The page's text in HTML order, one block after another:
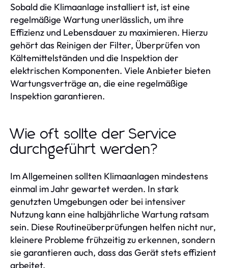
Sobald die Klimaanlage installiert ist, ist eine
regelmäßige Wartung unerlässlich, um ihre
Effizienz und Lebensdauer zu maximieren. Hierzu
gehört das Reinigen der Filter, Überprüfen von
Kältemittelständen und die Inspektion der
elektrischen Komponenten. Viele Anbieter bieten
Wartungsverträge an, die eine regelmäßige
Inspektion garantieren.
Wie oft sollte der Service
durchgeführt werden?
Im Allgemeinen sollten Klimaanlagen mindestens
einmal im Jahr gewartet werden. In stark
genutzten Umgebungen oder bei intensiver
Nutzung kann eine halbjährliche Wartung ratsam
sein. Diese Routineüberprüfungen helfen nicht nur,
kleinere Probleme frühzeitig zu erkennen, sondern
sie garantieren auch, dass das Gerät stets effizient
arbeitet.